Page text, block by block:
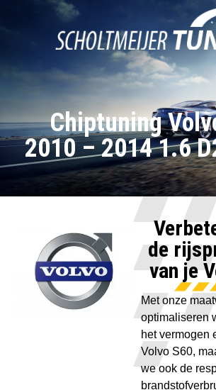
Chiptuning
2010 – 2014 1.6
de
van je
Met onze
optimaliseren
het vermogen
Volvo S60,
we ook de